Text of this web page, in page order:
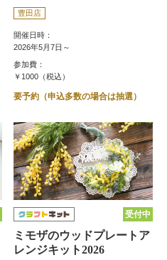
豊田店
開催日時：
2026年5月7日～
参加費：
￥1000（税込）
要予約（申込多数の場合は抽選）
受付中
ミモザのウッドプレートア
レンジキット2026